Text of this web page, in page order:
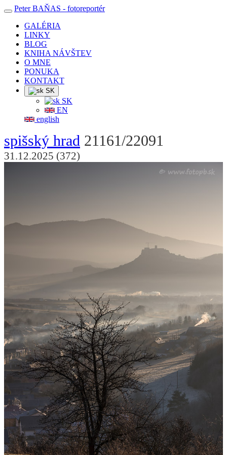
Peter BAŇAS - fotoreportér
GALÉRIA
LINKY
BLOG
KNIHA NÁVŠTEV
O MNE
PONUKA
KONTAKT
SK
SK
EN
english
spišský hrad 21161/22091
31.12.2025 (372)